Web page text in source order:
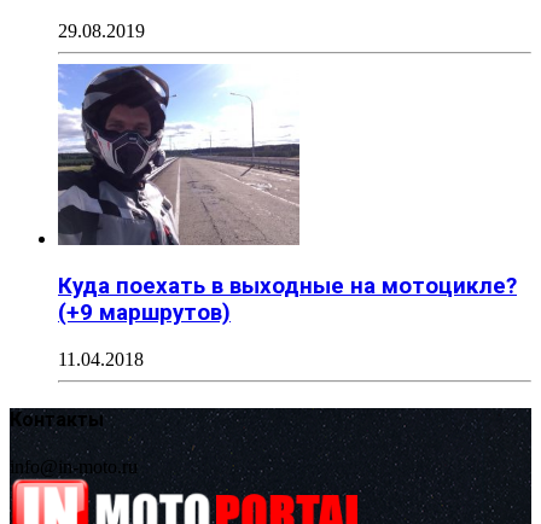
29.08.2019
Куда поехать в выходные на мотоцикле?
(+9 маршрутов)
11.04.2018
Контакты
info@in-moto.ru